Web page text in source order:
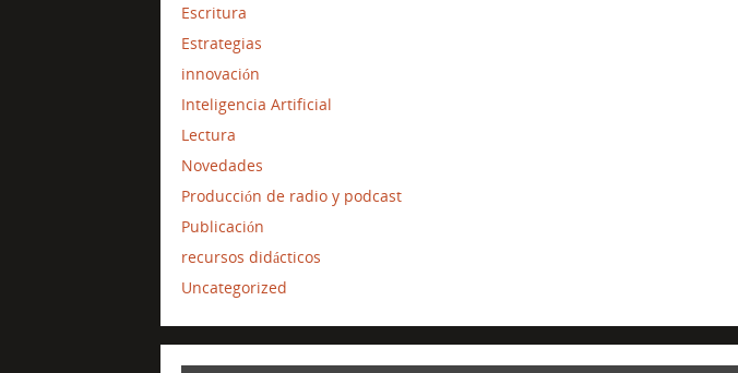
Escritura
Estrategias
innovación
Inteligencia Artificial
Lectura
Novedades
Producción de radio y podcast
Publicación
recursos didácticos
Uncategorized